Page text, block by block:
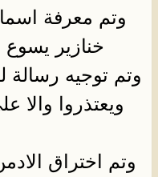
وتم معرفة
خنازير
وتم توجيه رسالة
ويعتذروا والا
وتم اختراق